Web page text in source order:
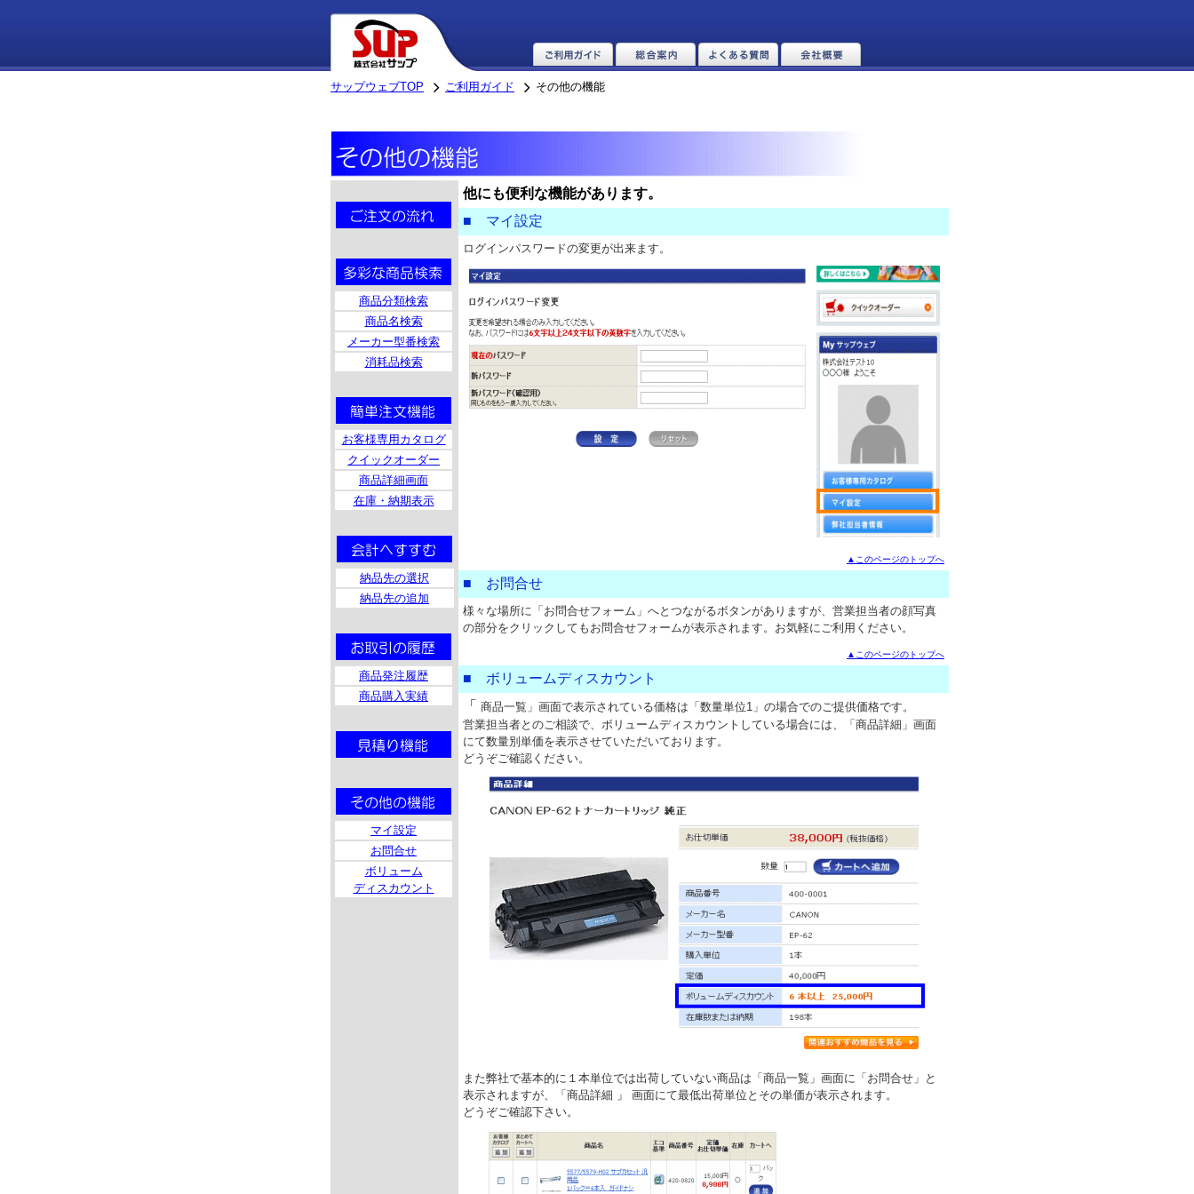
サップウェブTOP ご利用ガイド その他の機能
商品分類検索
商品名検索
メーカー型番検索
消耗品検索
お客様専用カタログ
クイックオーダー
商品詳細画面
在庫・納期表示
納品先の選択
納品先の追加
商品発注履歴
商品購入実績
マイ設定
お問合せ
ボリューム
ディスカウント
他にも便利な機能があります。
■ マイ設定
ログインパスワードの変更が出来ます。
▲このページのトップへ
■ お問合せ
様々な場所に「お問合せフォーム」へとつながるボタンがありますが、営業担当者の顔写真
の部分をクリックしてもお問合せフォームが表示されます。お気軽にご利用ください。
▲このページのトップへ
■ ボリュームディスカウント
「 商品一覧」画面で表示されている価格は「数量単位1」の場合でのご提供価格です。
営業担当者とのご相談で、ボリュームディスカウントしている場合には、「商品詳細」画面
にて数量別単価を表示させていただいております。
どうぞご確認ください。
また弊社で基本的に１本単位では出荷していない商品は「商品一覧」画面に「お問合せ」と
表示されますが、「商品詳細 」
画面にて最低出荷単位とその単価が表示されます。
どうぞご確認下さい。